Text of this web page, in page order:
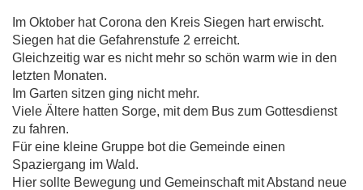
Im Oktober hat Corona den Kreis Siegen hart erwischt.
Siegen hat die Gefahrenstufe 2 erreicht.
Gleichzeitig war es nicht mehr so schön warm wie in den
letzten Monaten.
Im Garten sitzen ging nicht mehr.
Viele Ältere hatten Sorge, mit dem Bus zum Gottesdienst
zu fahren.
Für eine kleine Gruppe bot die Gemeinde einen
Spaziergang im Wald.
Hier sollte Bewegung und Gemeinschaft mit Abstand neue